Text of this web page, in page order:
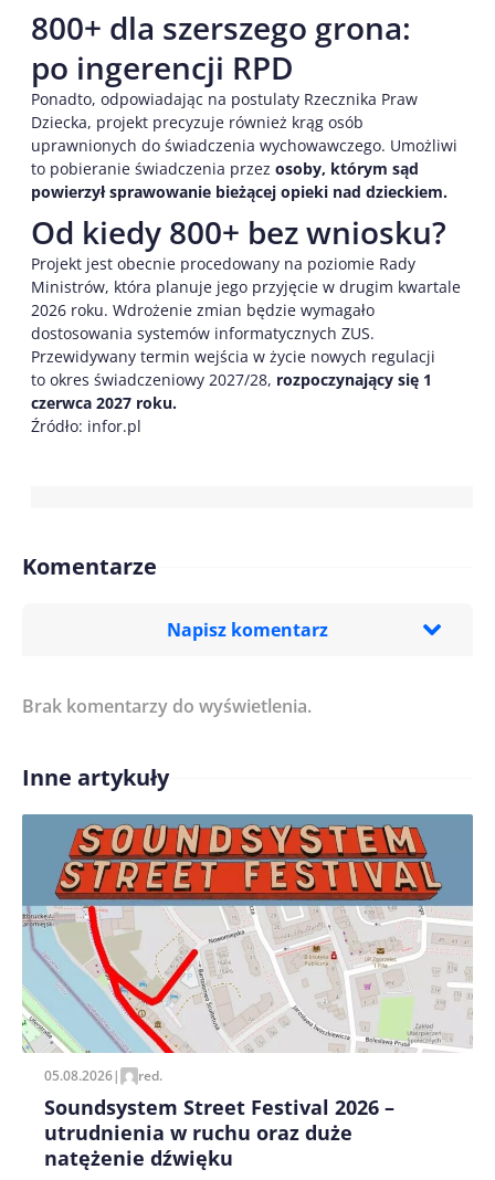
800+ dla szerszego grona:
po ingerencji RPD
Ponadto, odpowiadając na postulaty Rzecznika Praw
Dziecka, projekt precyzuje również krąg osób
uprawnionych do świadczenia wychowawczego. Umożliwi
to pobieranie świadczenia przez osoby, którym sąd
powierzył sprawowanie bieżącej opieki nad dzieckiem.
Od kiedy 800+ bez wniosku?
Projekt jest obecnie procedowany na poziomie Rady
Ministrów, która planuje jego przyjęcie w drugim kwartale
2026 roku. Wdrożenie zmian będzie wymagało
dostosowania systemów informatycznych ZUS.
Przewidywany termin wejścia w życie nowych regulacji
to okres świadczeniowy 2027/28, rozpoczynający się 1
czerwca 2027 roku.
Źródło: infor.pl
Komentarze
Napisz komentarz
Treść komentarza*
Imię/ Nick*
Zapamiętaj moje dane w tej przeglądarce podczas
pisania kolejnych komentarzy.
Brak komentarzy do wyświetlenia.
Inne artykuły
05.08.2026| red.
Soundsystem Street Festival 2026 –
utrudnienia w ruchu oraz duże
natężenie dźwięku